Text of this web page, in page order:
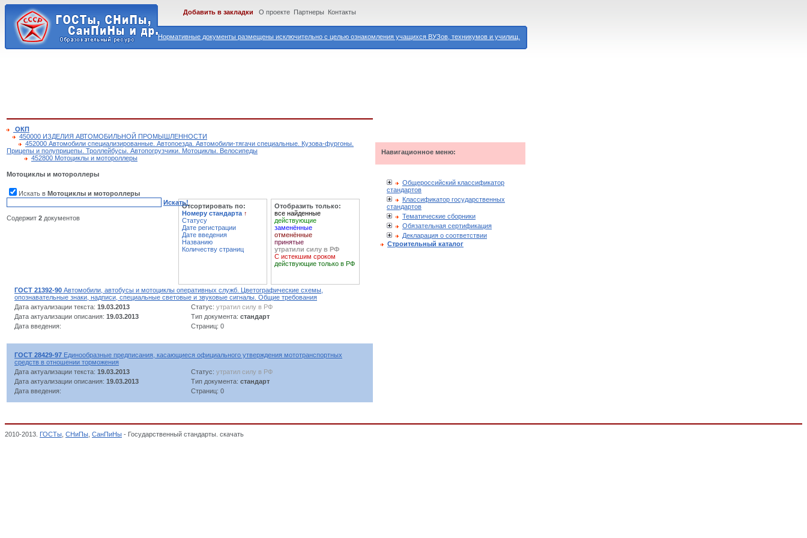
Нормативные документы размещены исключительно с целью ознакомления учащихся ВУЗов, техникумов и училищ.
Добавить в закладки О проекте Партнеры Контакты
ОКП
450000 ИЗДЕЛИЯ АВТОМОБИЛЬНОЙ ПРОМЫШЛЕННОСТИ
452000 Автомобили специализированные. Автопоезда. Автомобили-тягачи специальные. Кузова-фургоны.
Прицепы и полуприцепы. Троллейбусы. Автопогрузчики. Мотоциклы. Велосипеды
452800 Мотоциклы и мотороллеры
Мотоциклы и мотороллеры
Искать в Мотоциклы и мотороллеры
Искать!
Содержит 2 документов
Отсортировать по:
Номеру стандарта ↑
Статусу
Дате регистрации
Дате введения
Названию
Количеству страниц
Отобразить только:
все найденные
действующие
заменённые
отменённые
принятые
утратили силу в РФ
С истекшим сроком
действующие только в РФ
ГОСТ 21392-90 Автомобили, автобусы и мотоциклы оперативных служб. Цветографические схемы,
опознавательные знаки, надписи, специальные световые и звуковые сигналы. Общие требования
Дата актуализации текста: 19.03.2013 Статус: утратил силу в РФ
Дата актуализации описания: 19.03.2013 Тип документа: стандарт
Дата введения:
Страниц: 0
ГОСТ 28429-97 Единообразные предписания, касающиеся официального утверждения мототранспортных
средств в отношении торможения
Дата актуализации текста: 19.03.2013 Статус: утратил силу в РФ
Дата актуализации описания: 19.03.2013 Тип документа: стандарт
Дата введения:
Страниц: 0
Навигационное меню:
Общероссийский классификатор
стандартов
Классификатор государственных
стандартов
Тематические сборники
Обязательная сертификация
Декларация о соответствии
Строительный каталог
2010-2013. ГОСТы СНиПы СанПиНы - Государственный стандарты. скачать